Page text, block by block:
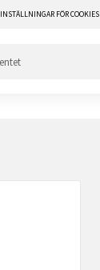
INSTÄLLNINGAR FÖR COOKIES